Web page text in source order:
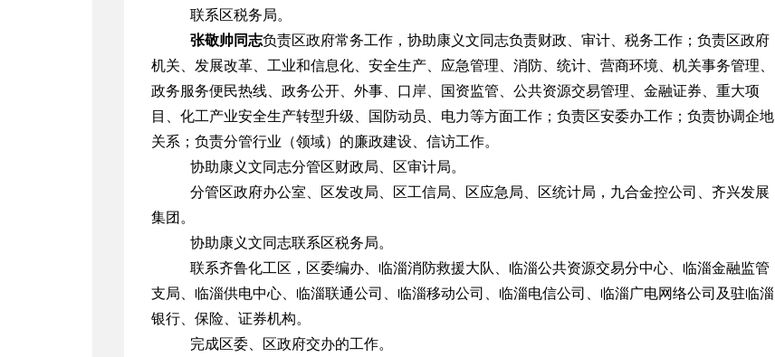
联系区税务局。
张敬帅同志负责区政府常务工作，协助康义文同志负责财政、审计、税务工作；负责区政府
机关、发展改革、工业和信息化、安全生产、应急管理、消防、统计、营商环境、机关事务管理、
政务服务便民热线、政务公开、外事、口岸、国资监管、公共资源交易管理、金融证券、重大项
目、化工产业安全生产转型升级、国防动员、电力等方面工作；负责区安委办工作；负责协调企地
关系；负责分管行业（领域）的廉政建设、信访工作。
协助康义文同志分管区财政局、区审计局。
分管区政府办公室、区发改局、区工信局、区应急局、区统计局，九合金控公司、齐兴发展
集团。
协助康义文同志联系区税务局。
联系齐鲁化工区，区委编办、临淄消防救援大队、临淄公共资源交易分中心、临淄金融监管
支局、临淄供电中心、临淄联通公司、临淄移动公司、临淄电信公司、临淄广电网络公司及驻临淄
银行、保险、证券机构。
完成区委、区政府交办的工作。